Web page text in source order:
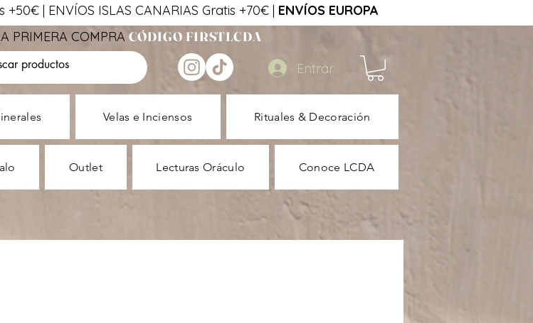
+50€ | ENVÍOS ISLAS CANARIAS Gratis +70€ | ENVÍOS EUROPA
PRIMERA COMPRA CÓDIGO FIRSTLCDA
Entrar
Velas e Inciensos Rituales & Decoración
Outlet Lecturas Oráculo Conoce LCDA